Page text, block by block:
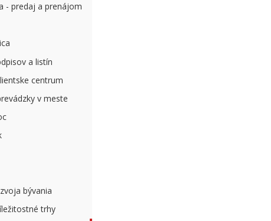
- predaj a prenájom
a listín
centrum
v meste
bývania
trhy